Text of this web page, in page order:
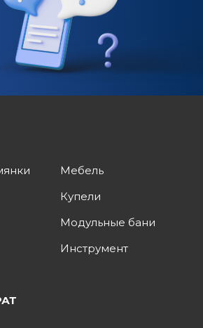
Мебель
Купели
Модульные бани
Инструмент